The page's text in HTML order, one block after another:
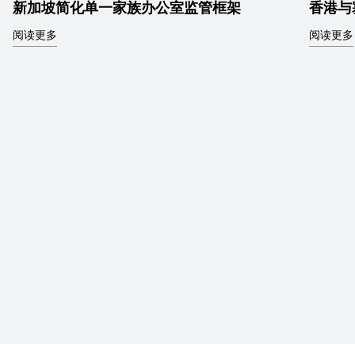
新加坡简化单一家族办公室监管框架
阅读更多
香港
阅读更多